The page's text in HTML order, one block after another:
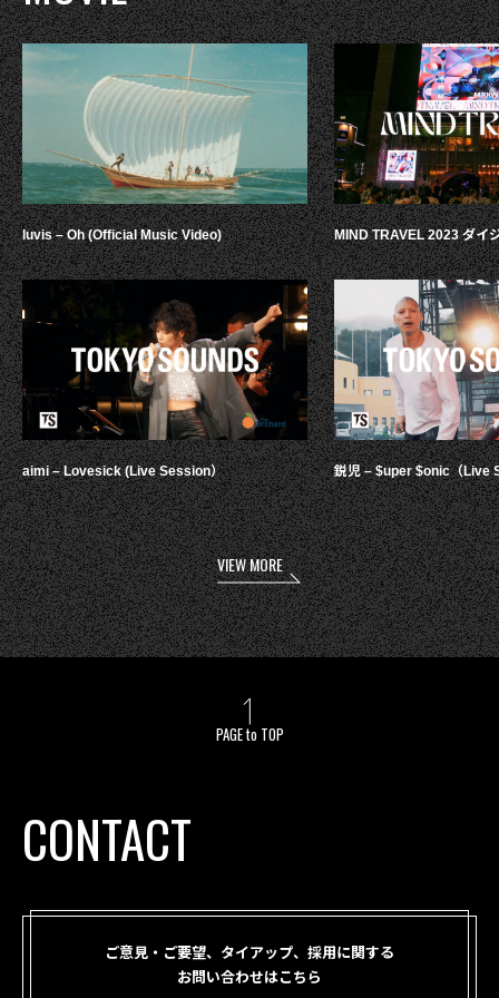
luvis – Oh (Official Music Video)
aimi – Lovesick (Live Session）
MIND TRAVEL 2023 ダイ
鋭児 – $uper $onic（Live
VIEW MORE
PAGE to TOP
CONTACT
ご意見・ご要望、タイアップ、採用に関する
お問い合わせはこちら